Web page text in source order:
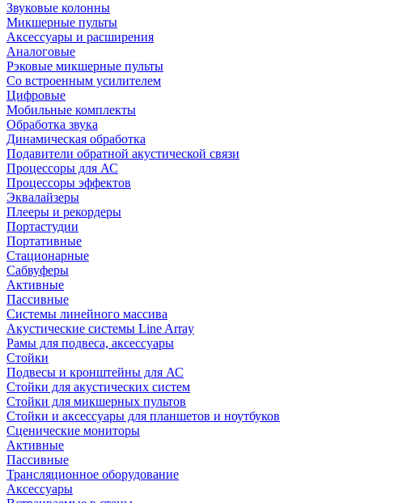
Звуковые колонны
Микшерные пульты
Аксессуары и расширения
Аналоговые
Рэковые микшерные пульты
Со встроенным усилителем
Цифровые
Мобильные комплекты
Обработка звука
Динамическая обработка
Подавители обратной акустической связи
Процессоры для АС
Процессоры эффектов
Эквалайзеры
Плееры и рекордеры
Портастудии
Портативные
Стационарные
Сабвуферы
Активные
Пассивные
Системы линейного массива
Акустические системы Line Array
Рамы для подвеса, аксессуары
Стойки
Подвесы и кронштейны для АС
Стойки для акустических систем
Стойки для микшерных пультов
Стойки и аксессуары для планшетов и ноутбуков
Сценические мониторы
Активные
Пассивные
Трансляционное оборудование
Аксессуары